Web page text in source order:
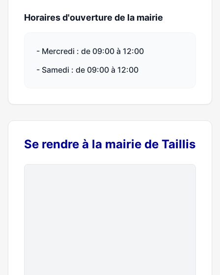
Horaires d'ouverture de la mairie
- Mercredi : de 09:00 à 12:00
- Samedi : de 09:00 à 12:00
Se rendre à la mairie de Taillis